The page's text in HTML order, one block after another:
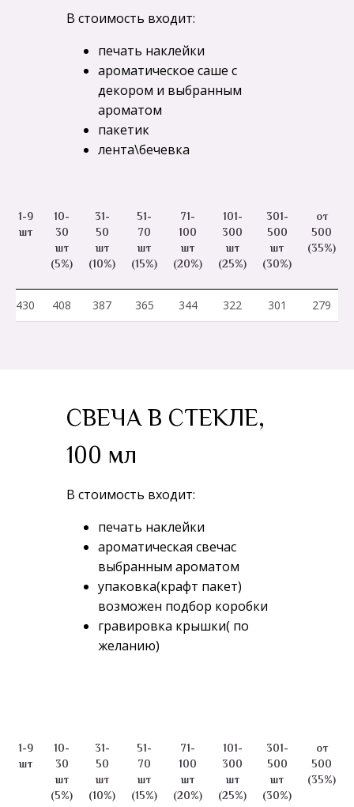
В стоимость входит:
печать наклейки
ароматическое саше с
декором и выбранным
ароматом
пакетик
лента\бечевка
1-9
шт
10-
30
шт
(5%)
31-
50
шт
(10%)
51-
70
шт
(15%)
71-
100
шт
(20%)
101-
300
шт
(25%)
301-
500
шт
(30%)
от
500
(35%)
430 408 387 365 344 322 301 279
В стоимость входит:
печать наклейки
ароматическая свечас
выбранным ароматом
упаковка(крафт пакет)
возможен подбор коробки
гравировка крышки( по
желанию)
СВЕЧА В СТЕКЛЕ,
100 мл
1-9
шт
10-
30
шт
(5%)
31-
50
шт
(10%)
51-
70
шт
(15%)
71-
100
шт
(20%)
101-
300
шт
(25%)
301-
500
шт
(30%)
от
500
(35%)